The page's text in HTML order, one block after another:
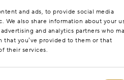
and ads, to provide social media
We also share information about your
and analytics partners who
you’ve provided to them or that
their services.